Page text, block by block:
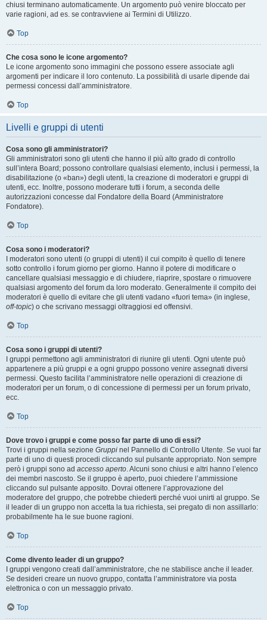
chiusi terminano automaticamente. Un argomento può venire bloccato per
varie ragioni, ad es. se contravviene ai Termini di Utilizzo.
Top
Che cosa sono le icone argomento?
Le icone argomento sono immagini che possono essere associate agli
argomenti per indicare il loro contenuto. La possibilità di usarle dipende dai
permessi concessi dall’amministratore.
Top
Livelli e gruppi di utenti
Cosa sono gli amministratori?
Gli amministratori sono gli utenti che hanno il più alto grado di controllo
sull’intera Board; possono controllare qualsiasi elemento, inclusi i permessi, la
disabilitazione (o «ban») degli utenti, la creazione di moderatori e gruppi di
utenti, ecc. Inoltre, possono moderare tutti i forum, a seconda delle
autorizzazioni concesse dal Fondatore della Board (Amministratore
Fondatore).
Top
Cosa sono i moderatori?
I moderatori sono utenti (o gruppi di utenti) il cui compito è quello di tenere
sotto controllo i forum giorno per giorno. Hanno il potere di modificare o
cancellare qualsiasi messaggio e di chiudere, riaprire, spostare o rimuovere
qualsiasi argomento del forum da loro moderato. Generalmente il compito dei
moderatori è quello di evitare che gli utenti vadano «fuori tema» (in inglese,
off-topic) o che scrivano messaggi oltraggiosi ed offensivi.
Top
Cosa sono i gruppi di utenti?
I gruppi permettono agli amministratori di riunire gli utenti. Ogni utente può
appartenere a più gruppi e a ogni gruppo possono venire assegnati diversi
permessi. Questo facilita l’amministratore nelle operazioni di creazione di
moderatori per un forum, o di concessione di permessi per un forum privato,
ecc.
Top
Dove trovo i gruppi e come posso far parte di uno di essi?
Trovi i gruppi nella sezione Gruppi nel Pannello di Controllo Utente. Se vuoi far
parte di uno di questi procedi cliccando sul pulsante appropriato. Non sempre
però i gruppi sono ad accesso aperto. Alcuni sono chiusi e altri hanno l’elenco
dei membri nascosto. Se il gruppo è aperto, puoi chiedere l’ammissione
cliccando sul pulsante apposito. Dovrai ottenere l’approvazione del
moderatore del gruppo, che potrebbe chiederti perché vuoi unirti al gruppo. Se
il leader di un gruppo non accetta la tua richiesta, sei pregato di non assillarlo:
probabilmente ha le sue buone ragioni.
Top
Come divento leader di un gruppo?
I gruppi vengono creati dall’amministratore, che ne stabilisce anche il leader.
Se desideri creare un nuovo gruppo, contatta l’amministratore via posta
elettronica o con un messaggio privato.
Top